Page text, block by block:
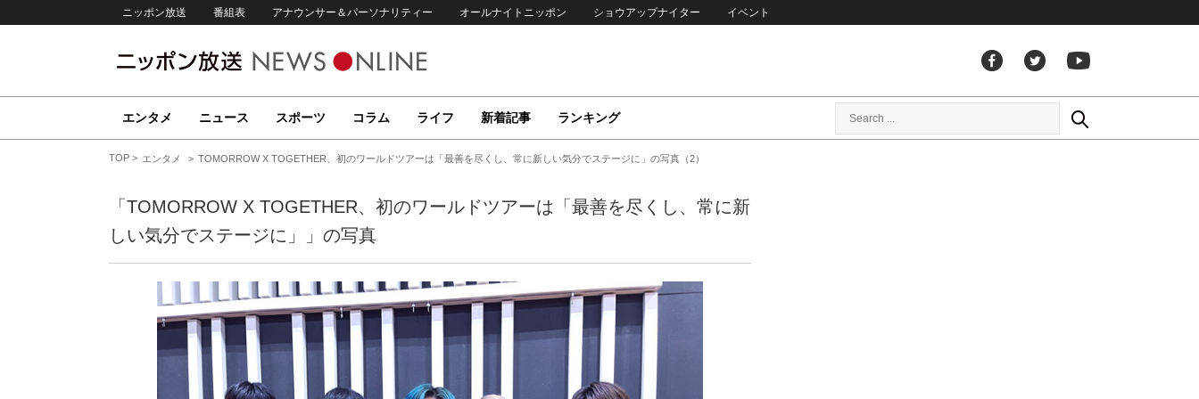
ニッポン放送 番組表 アナウンサー＆パーソナリティー オールナイトニッポン ショウアップナイター イベント
エンタメ ニュース スポーツ コラム ライフ 新着記事 ランキング
TOP エンタメ TOMORROW X TOGETHER、初のワールドツアーは「最善を尽くし、常に新しい気分でステージに」の写真（2）
「TOMORROW X TOGETHER、初のワールドツアーは「最善を尽くし、常に新
しい気分でステージに」」の写真